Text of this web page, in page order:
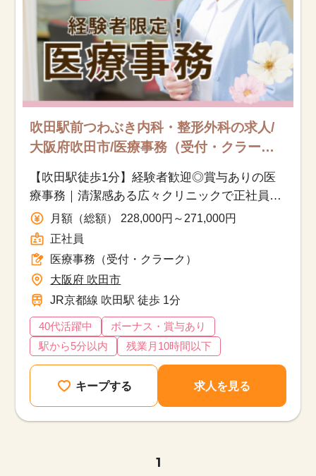
吹田駅前つわぶき内科・整形外科の求人/
大阪府吹田市/医療事務（受付・クラー
ク）/正社員
【吹田駅徒歩1分】経験者歓迎◎賞与ありの医
療事務｜清潔感ある広々クリニックで正社員募
集
月額（総額） 228,000円～271,000円
正社員
医療事務（受付・クラーク）
大阪府 吹田市
JR京都線 吹田駅 徒歩 1分
40代活躍中
ボーナス・賞与あり
駅から5分以内
残業月10時間以下
キープする 求人を見る
1